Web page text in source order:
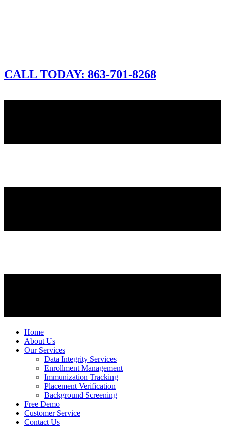
CALL TODAY: 863-701-8268
Home
About Us
Our Services
Data Integrity Services
Enrollment Management
Immunization Tracking
Placement Verification
Background Screening
Free Demo
Customer Service
Contact Us